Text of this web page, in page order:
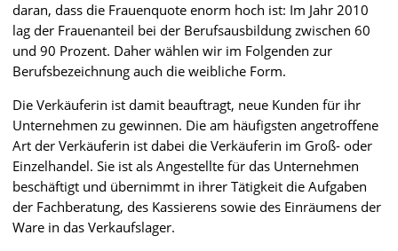
daran, dass die Frauenquote enorm hoch ist: Im Jahr 2010
lag der Frauenanteil bei der Berufsausbildung zwischen 60
und 90 Prozent. Daher wählen wir im Folgenden zur
Berufsbezeichnung auch die weibliche Form.
Die Verkäuferin ist damit beauftragt, neue Kunden für ihr
Unternehmen zu gewinnen. Die am häufigsten angetroffene
Art der Verkäuferin ist dabei die Verkäuferin im Groß- oder
Einzelhandel. Sie ist als Angestellte für das Unternehmen
beschäftigt und übernimmt in ihrer Tätigkeit die Aufgaben
der Fachberatung, des Kassierens sowie des Einräumens der
Ware in das Verkaufslager.